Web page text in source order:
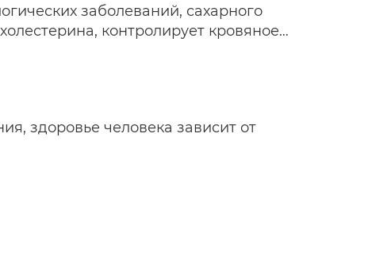
заболеваний, сахарного
контролирует кровяное…
здоровье человека зависит от